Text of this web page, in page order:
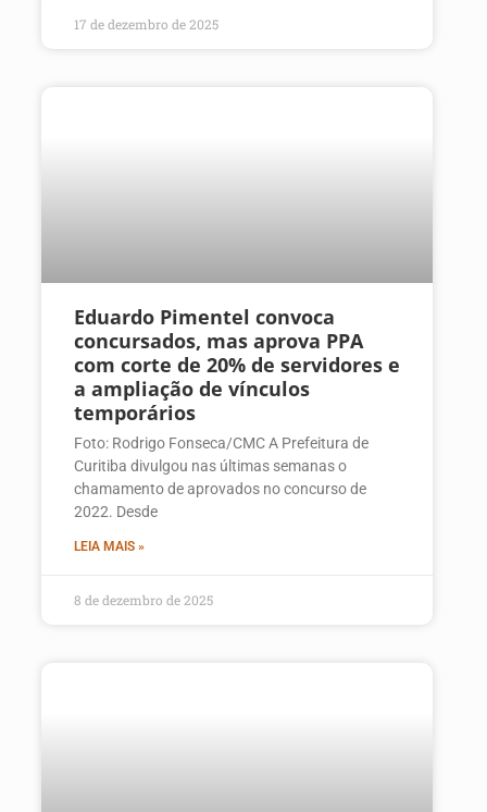
17 de dezembro de 2025
Eduardo Pimentel convoca
concursados, mas aprova PPA
com corte de 20% de servidores e
a ampliação de vínculos
temporários
Foto: Rodrigo Fonseca/CMC A Prefeitura de
Curitiba divulgou nas últimas semanas o
chamamento de aprovados no concurso de
2022. Desde
LEIA MAIS »
8 de dezembro de 2025